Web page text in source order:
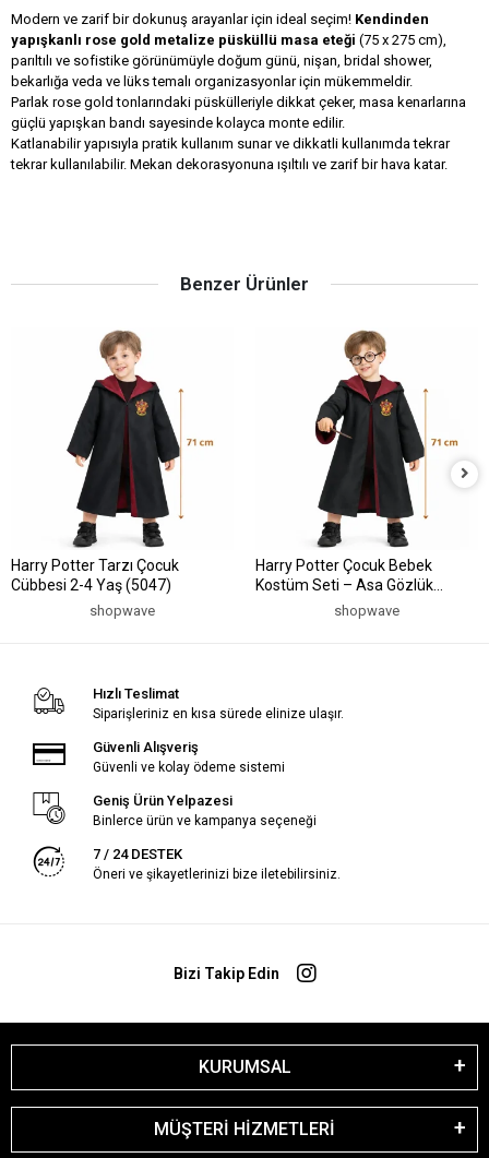
Modern ve zarif bir dokunuş arayanlar için ideal seçim! Kendinden
yapışkanlı rose gold metalize püsküllü masa eteği (75 x 275 cm),
parıltılı ve sofistike görünümüyle doğum günü, nişan, bridal shower,
bekarlığa veda ve lüks temalı organizasyonlar için mükemmeldir.
Parlak rose gold tonlarındaki püskülleriyle dikkat çeker, masa kenarlarına
güçlü yapışkan bandı sayesinde kolayca monte edilir.
Katlanabilir yapısıyla pratik kullanım sunar ve dikkatli kullanımda tekrar
tekrar kullanılabilir. Mekan dekorasyonuna ışıltılı ve zarif bir hava katar.
Benzer Ürünler
Harry Potter Tarzı Çocuk
Cübbesi 2-4 Yaş (5047)
shopwave
Harry Potter Çocuk Bebek
Kostüm Seti – Asa Gözlük
Pelerin 71 cm (2-4 Yaş) (5047)
shopwave
Hızlı Teslimat
Siparişleriniz en kısa sürede elinize ulaşır.
Güvenli Alışveriş
Güvenli ve kolay ödeme sistemi
Geniş Ürün Yelpazesi
Binlerce ürün ve kampanya seçeneği
7 / 24 DESTEK
Öneri ve şikayetlerinizi bize iletebilirsiniz.
Bizi Takip Edin
KURUMSAL
MÜŞTERİ HİZMETLERİ